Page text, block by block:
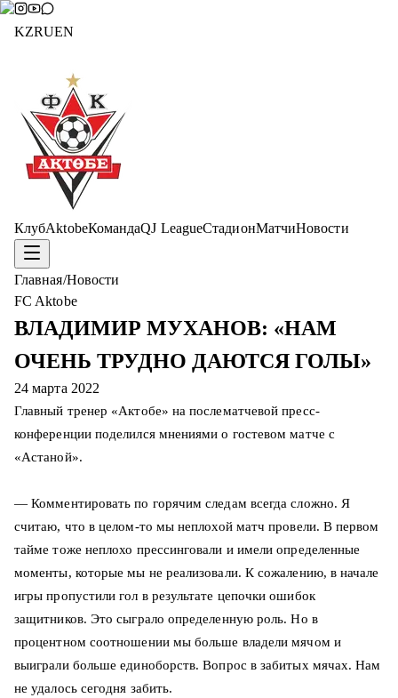
KZRUEN
КлубAktobeКомандаQJ LeagueСтадионМатчиНовости
Главная/Новости
FC Aktobe
ВЛАДИМИР МУХАНОВ: «НАМ
ОЧЕНЬ ТРУДНО ДАЮТСЯ ГОЛЫ»
24 марта 2022
Главный тренер «Актобе» на послематчевой пресс-
конференции поделился мнениями о гостевом матче с
«Астаной».
— Комментировать по горячим следам всегда сложно. Я
считаю, что в целом-то мы неплохой матч провели. В первом
тайме тоже неплохо прессинговали и имели определенные
моменты, которые мы не реализовали. К сожалению, в начале
игры пропустили гол в результате цепочки ошибок
защитников. Это сыграло определенную роль. Но в
процентном соотношении мы больше владели мячом и
выиграли больше единоборств. Вопрос в забитых мячах. Нам
не удалось сегодня забить.